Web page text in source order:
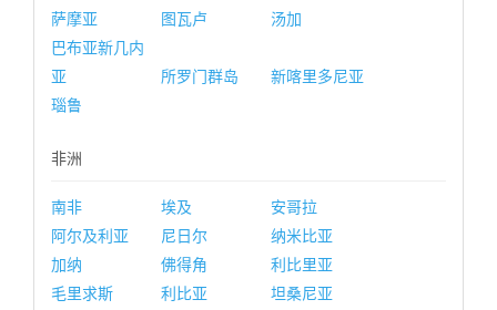
萨摩亚
图瓦卢
汤加
巴布亚新几内
亚
所罗门群岛
新喀里多尼亚
瑙鲁
非洲
南非 埃及
安哥拉
阿尔及利亚
尼日尔
纳米比亚
加纳
佛得角
利比里亚
毛里求斯
利比亚
坦桑尼亚